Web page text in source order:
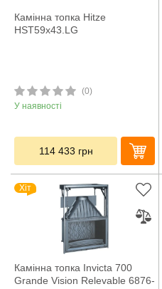
Камінна топка Hitze
HST59x43.LG
(0)
У наявності
114 433 грн
Хіт
Камінна топка Invicta 700
Grande Vision Relevable 6876-